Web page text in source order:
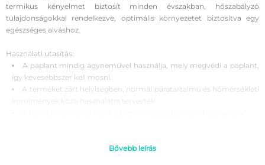
termikus kényelmet biztosít minden évszakban, hőszabályzó
tulajdonságokkal rendelkezve, optimális környezetet biztosítva egy
egészséges alváshoz.
Használati utasítás:
A paplant mindig ágyneművel használja, mely megvédi a paplant,
így kevesebbszer kell mosni.
A terméket zárt helyiségben, normál páratartalmú és hőmérsékleti
Javasolt a helyiség napi szellőztetése.
Bővebb leírás